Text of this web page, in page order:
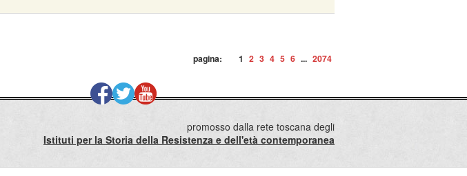
pagina: 1 2 3 4 5 6 ... 2074
promosso dalla rete toscana degli
Istituti per la Storia della Resistenza e dell'età contemporanea